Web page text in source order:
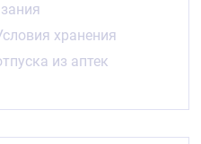
хранения
из аптек